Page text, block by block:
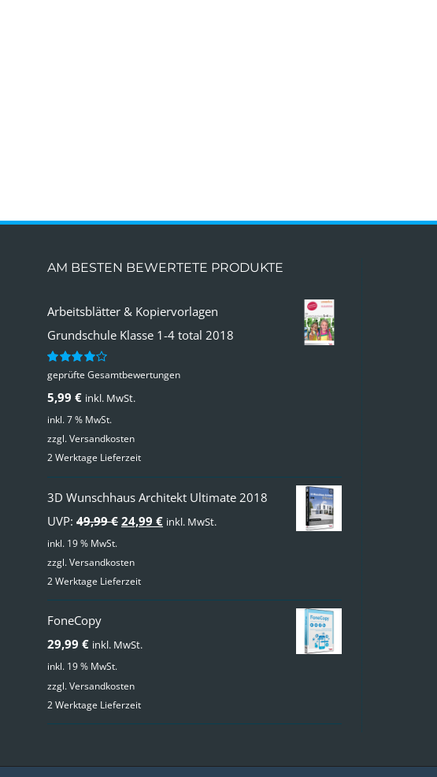
AM BESTEN BEWERTETE PRODUKTE
Arbeitsblätter & Kopiervorlagen
Grundschule Klasse 1-4 total 2018
Bewertet
von 5
geprüfte Gesamtbewertungen
5,99 € inkl. MwSt.
inkl. 7 % MwSt.
zzgl.Versandkosten
2 Werktage Lieferzeit
3D Wunschhaus Architekt Ultimate 2018
UVP: 49,99€ Ursprünglicher
war:
24,99 €Aktueller
inkl. MwSt.
inkl. 19 % MwSt.
zzgl.Versandkosten
2 Werktage Lieferzeit
FoneCopy
29,99 € inkl. MwSt.
inkl. 19 % MwSt.
zzgl.Versandkosten
2 Werktage Lieferzeit